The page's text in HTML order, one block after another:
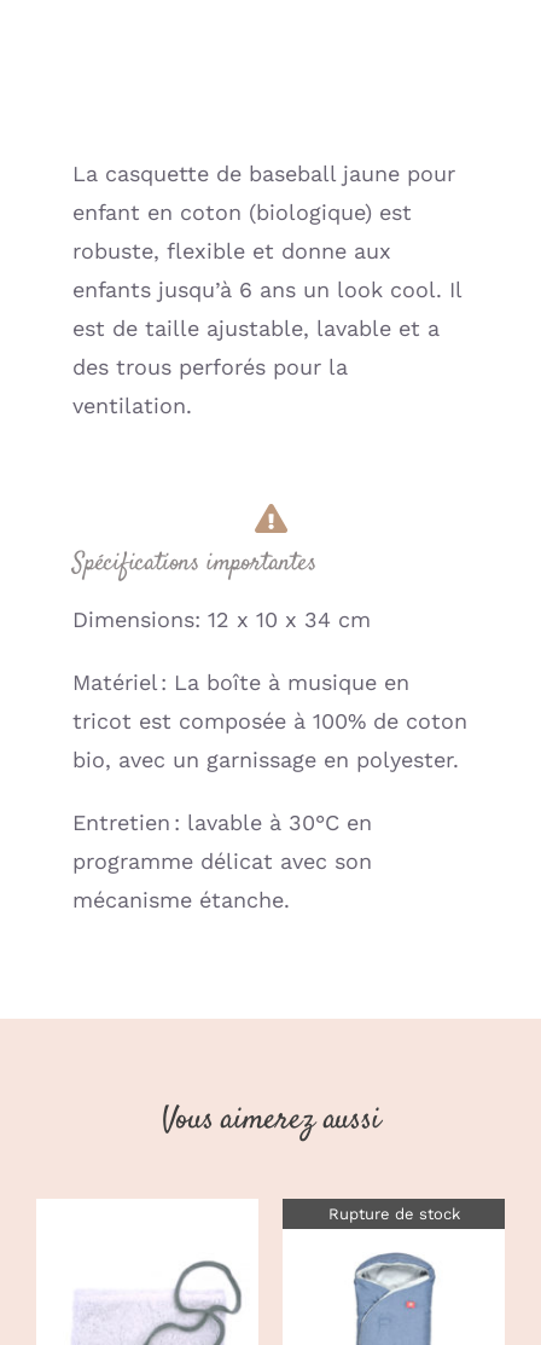
La casquette de baseball jaune pour
enfant en coton (biologique) est
robuste, flexible et donne aux
enfants jusqu’à 6 ans un look cool. Il
est de taille ajustable, lavable et a
des trous perforés pour la
ventilation.
Spécifications importantes
Dimensions: 12 x 10 x 34 cm
Matériel : La boîte à musique en
tricot est composée à 100% de coton
bio, avec un garnissage en polyester.
Entretien : lavable à 30°C en
programme délicat avec son
mécanisme étanche.
Vous aimerez aussi
CHOIX DES
Rupture de stock